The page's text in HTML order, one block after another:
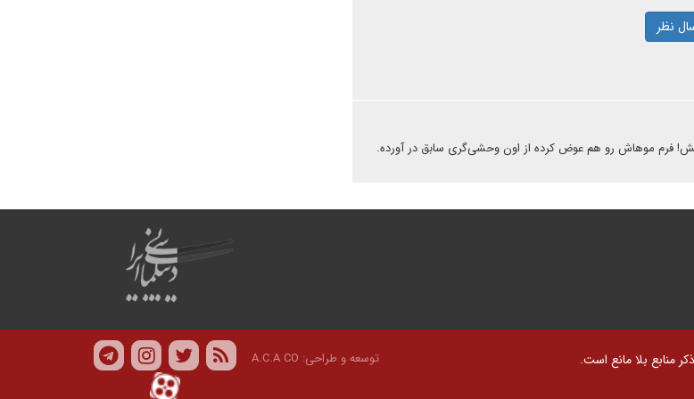
نظر
فرم موهاش رو هم عوض کرده از اون وحشی‌گری سابق در آورده.
منابع بلا مانع است. توسعه و طراحی: A.C.A CO